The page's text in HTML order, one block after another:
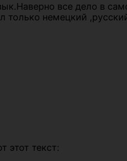
все дело в
только немецкий
этот текст: